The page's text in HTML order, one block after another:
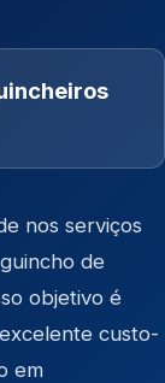
nos serviços
guincho de
objetivo é
custo-
em